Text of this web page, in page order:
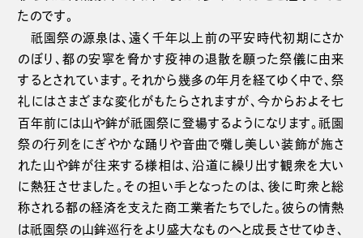
たのです。
祇園祭の源泉は、遠く千年以上前の平安時代初期にさか
のぼり、都の安寧を脅かす疫神の退散を願った祭儀に由来
するとされています。それから幾多の年月を経てゆく中で、祭
礼にはさまざまな変化がもたらされますが、今からおよそ七
百年前には山や鉾が祇園祭に登場するようになります。祇園
祭の行列をにぎやかな踊りや音曲で囃し美しい装飾が施さ
れた山や鉾が往来する様相は、沿道に繰り出す観衆を大い
に熱狂させました。その担い手となったのは、後に町衆と総
称される都の経済を支えた商工業者たちでした。彼らの情熱
は祇園祭の山鉾巡行をより盛大なものへと成長させてゆき、